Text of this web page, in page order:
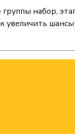
набор,
увеличить